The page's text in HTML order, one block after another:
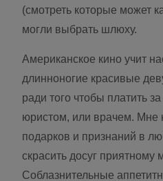
(смотреть которые может
могли выбрать шлюху.
Американское кино учит
длинноногие красивые
ради того чтобы платить
юристом, или врачем. Мне
подарков и признаний в
скрасить досуг
Соблазнительные